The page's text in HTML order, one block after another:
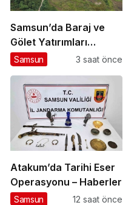
Samsun’da Baraj ve
Gölet Yatırımları
Sürüyor
Samsun 3 saat önce
Atakum’da Tarihi Eser
Operasyonu – Haberler
Samsun 12 saat önce